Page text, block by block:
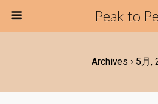
Peak to
Archives › 5月,